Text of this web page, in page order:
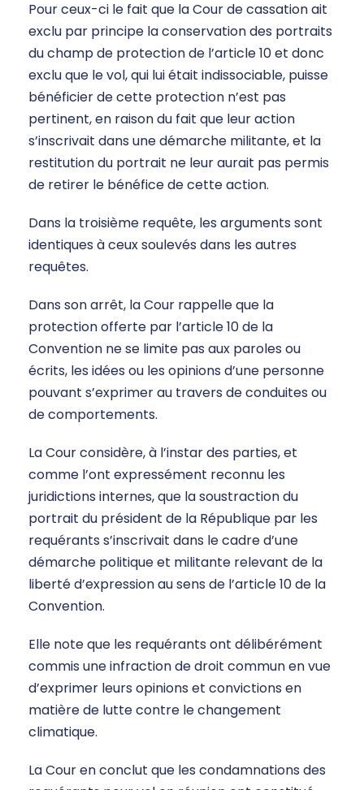
Pour ceux-ci le fait que la Cour de cassation ait
exclu par principe la conservation des portraits
du champ de protection de l’article 10 et donc
exclu que le vol, qui lui était indissociable, puisse
bénéficier de cette protection n’est pas
pertinent, en raison du fait que leur action
s’inscrivait dans une démarche militante, et la
restitution du portrait ne leur aurait pas permis
de retirer le bénéfice de cette action.
Dans la troisième requête, les arguments sont
identiques à ceux soulevés dans les autres
requêtes.
Dans son arrêt, la Cour rappelle que la
protection offerte par l’article 10 de la
Convention ne se limite pas aux paroles ou
écrits, les idées ou les opinions d’une personne
pouvant s’exprimer au travers de conduites ou
de comportements.
La Cour considère, à l’instar des parties, et
comme l’ont expressément reconnu les
juridictions internes, que la soustraction du
portrait du président de la République par les
requérants s’inscrivait dans le cadre d’une
démarche politique et militante relevant de la
liberté d’expression au sens de l’article 10 de la
Convention.
Elle note que les requérants ont délibérément
commis une infraction de droit commun en vue
d’exprimer leurs opinions et convictions en
matière de lutte contre le changement
climatique.
La Cour en conclut que les condamnations des